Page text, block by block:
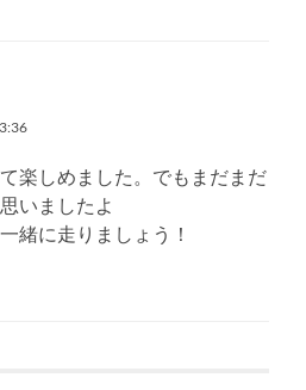
楽しめました。でもまだまだ
いましたよ
緒に走りましょう！